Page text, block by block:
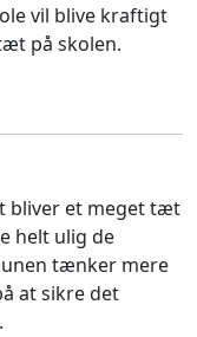
vil blive kraftigt
på skolen.
bliver et meget tæt
helt ulig de
tænker mere
at sikre det